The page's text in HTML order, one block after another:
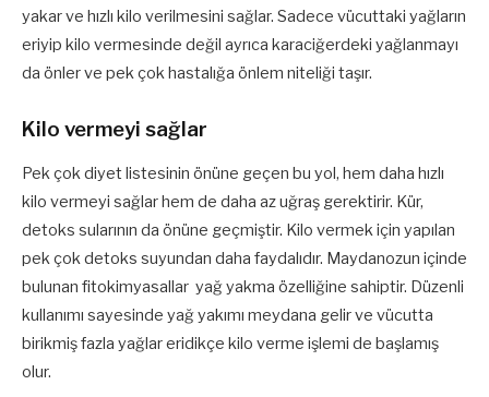
yakar ve hızlı kilo verilmesini sağlar. Sadece vücuttaki yağların
eriyip kilo vermesinde değil ayrıca karaciğerdeki yağlanmayı
da önler ve pek çok hastalığa önlem niteliği taşır.
Kilo vermeyi sağlar
Pek çok diyet listesinin önüne geçen bu yol, hem daha hızlı
kilo vermeyi sağlar hem de daha az uğraş gerektirir. Kür,
detoks sularının da önüne geçmiştir. Kilo vermek için yapılan
pek çok detoks suyundan daha faydalıdır. Maydanozun içinde
bulunan fitokimyasallar yağ yakma özelliğine sahiptir. Düzenli
kullanımı sayesinde yağ yakımı meydana gelir ve vücutta
birikmiş fazla yağlar eridikçe kilo verme işlemi de başlamış
olur.